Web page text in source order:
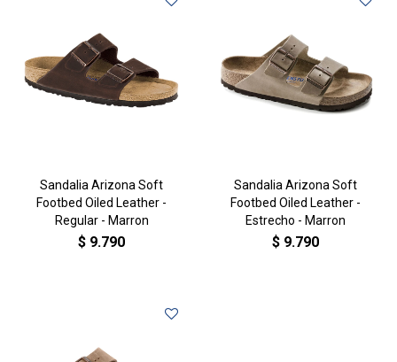
Sandalia Arizona Soft
Footbed Oiled Leather -
Regular - Marron
$ 9.790
Sandalia Arizona Soft
Footbed Oiled Leather -
Estrecho - Marron
$ 9.790